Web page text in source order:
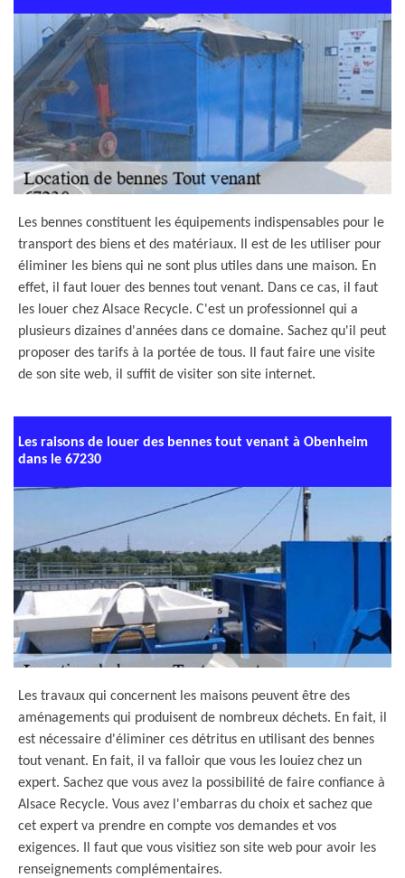
Les bennes constituent les équipements indispensables pour le
transport des biens et des matériaux. Il est de les utiliser pour
éliminer les biens qui ne sont plus utiles dans une maison. En
effet, il faut louer des bennes tout venant. Dans ce cas, il faut
les louer chez Alsace Recycle. C'est un professionnel qui a
plusieurs dizaines d'années dans ce domaine. Sachez qu'il peut
proposer des tarifs à la portée de tous. Il faut faire une visite
de son site web, il suffit de visiter son site internet.
Les raisons de louer des bennes tout venant à Obenheim
dans le 67230
Les travaux qui concernent les maisons peuvent être des
aménagements qui produisent de nombreux déchets. En fait, il
est nécessaire d'éliminer ces détritus en utilisant des bennes
tout venant. En fait, il va falloir que vous les louiez chez un
expert. Sachez que vous avez la possibilité de faire confiance à
Alsace Recycle. Vous avez l'embarras du choix et sachez que
cet expert va prendre en compte vos demandes et vos
exigences. Il faut que vous visitiez son site web pour avoir les
renseignements complémentaires.